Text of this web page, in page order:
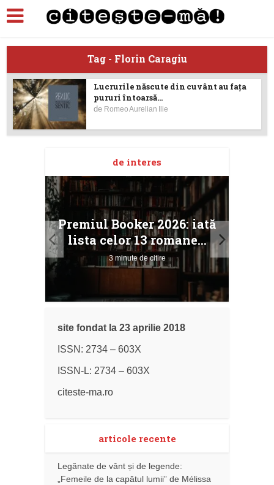
Tag - Florin Caragiu
Lucrurile născute din cuvânt au fața
pururi întoarsă...
de Romeo Aurelian Ilie
de interes
Premiul Booker 2026: iată
lista celor 13 romane...
3 minute de citire
site fondat la 23 aprilie 2018
ISSN: 2734 – 603X
ISSN-L: 2734 – 603X
citeste-ma.ro
articole recente
Legănate de vânt și de legende:
„Femeile de la capătul lumii” de Mélissa